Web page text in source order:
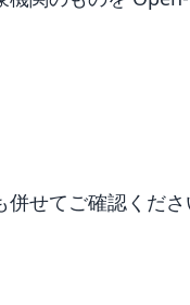
せてご確認くださ